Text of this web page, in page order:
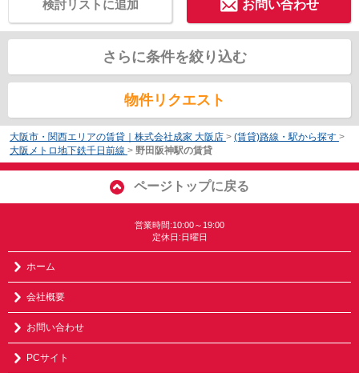
お問い合わせ
検討リストに追加
さらに条件を絞り込む
物件リクエスト
大阪市・関西エリアの賃貸｜株式会社成家 大阪店 > (賃貸)路線・駅から探す >
大阪メトロ地下鉄千日前線 > 野田阪神駅の賃貸
ページトップに戻る
営業時間:10:00～19:00
定休日:日曜日
ホーム
会社概要
お問い合わせ
PCサイト